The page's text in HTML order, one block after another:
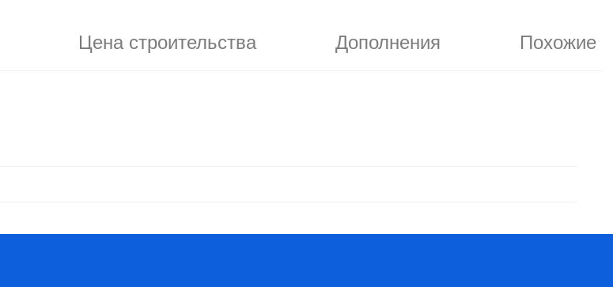
Цена строительства Дополнения Похожие